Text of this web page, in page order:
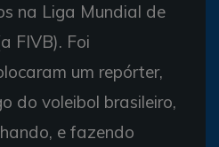
na Liga Mundial de
FIVB). Foi
um repórter,
do voleibol brasileiro,
e fazendo